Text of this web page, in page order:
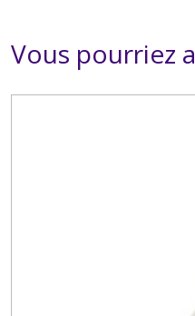
Vous pourriez